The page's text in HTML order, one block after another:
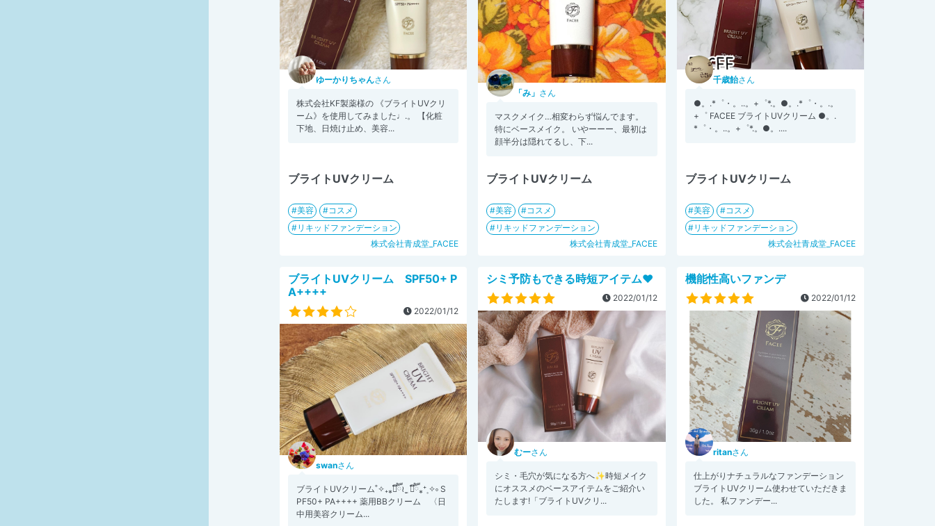
ゆーかりちゃんさん
株式会社KF製薬様の 《ブライトUVクリ
ーム》を使用してみました♩.。 【化粧
下地、日焼け止め、美容...
ブライトUVクリーム
美容
コスメ
リキッドファンデーション
株式会社青成堂_FACEE
「み」 さん
マスクメイク…相変わらず悩んでます。
特にベースメイク。 いやーーー、最初は
顔半分は隠れてるし、下...
ブライトUVクリーム
美容
コスメ
リキッドファンデーション
株式会社青成堂_FACEE
千歳飴さん
●。.*゜・。..。+゜*.。●。.*゜・。.。
+゜ FACEE ブライトUVクリーム ●。.
*゜・。..。+゜*.。●。....
ブライトUVクリーム
美容
コスメ
リキッドファンデーション
株式会社青成堂_FACEE
ブライトUVクリーム SPF50+ P
A++++
2022/01/12
swanさん
ブライトUVクリーム˚✧₊⁎❝᷀ົཽ≀ˍ̮ ❝᷀ົཽ⁎⁺˳✧༚ S
PF50+ PA++++ 薬用BBクリーム 〈日
中用美容クリーム...
シミ予防もできる時短アイテム❤
2022/01/12
むーさん
シミ・毛穴が気になる方へ✨時短メイク
にオススメのベースアイテムをご紹介い
たします!「ブライトUVクリ...
機能性高いファンデ
2022/01/12
ritanさん
仕上がりナチュラルなファンデーション
ブライトUVクリーム使わせていただきま
した。 私ファンデー...